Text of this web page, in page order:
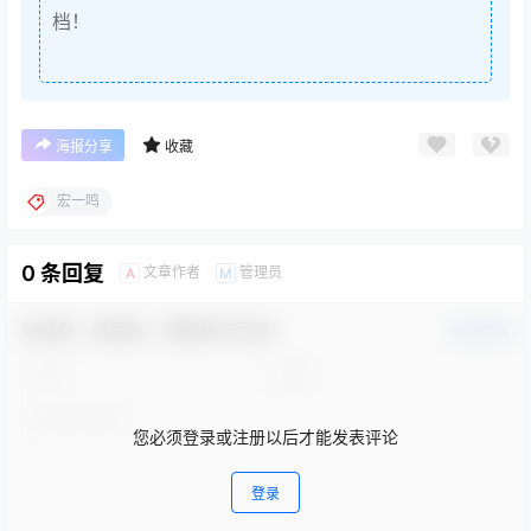
档！
海报分享 收藏
宏一鸣
0 条回复 A 文章作者 M 管理员
您必须登录或注册以后才能发表评论
登录